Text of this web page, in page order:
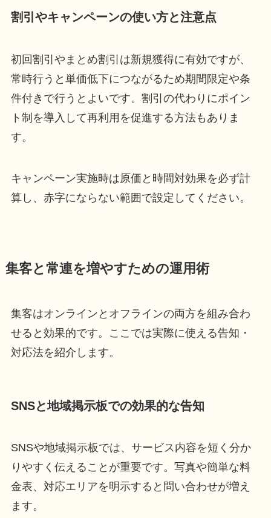
割引やキャンペーンの使い方と注意点
初回割引やまとめ割引は新規獲得に有効ですが、
常時行うと単価低下につながるため期間限定や条
件付きで行うとよいです。割引の代わりにポイン
ト制を導入して再利用を促進する方法もありま
す。
キャンペーン実施時は原価と時間対効果を必ず計
算し、赤字にならない範囲で設定してください。
集客と常連を増やすための運用術
集客はオンラインとオフラインの両方を組み合わ
せると効果的です。ここでは実際に使える告知・
対応法を紹介します。
SNSと地域掲示板での効果的な告知
SNSや地域掲示板では、サービス内容を短く分か
りやすく伝えることが重要です。写真や簡単な料
金表、対応エリアを明示すると問い合わせが増え
ます。